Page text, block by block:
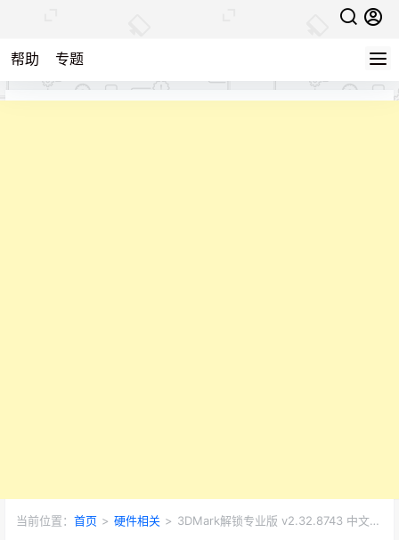
帮助 专题
当前位置： 首页 > 硬件相关 > 3DMark解锁专业版 v2.32.8743 中文破